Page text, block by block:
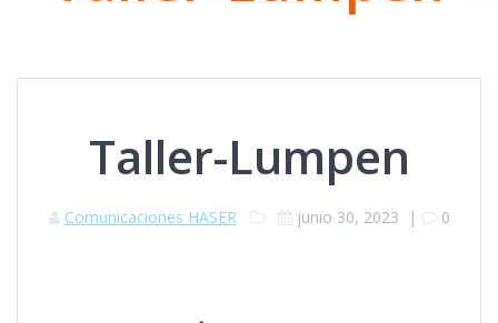
Taller-Lumpen
Comunicaciones HASER junio 30, 2023 | 0